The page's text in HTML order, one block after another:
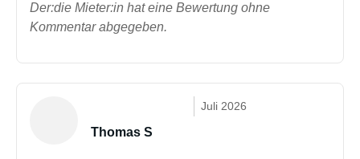
Der:die Mieter:in hat eine Bewertung ohne
Kommentar abgegeben.
Juli 2026
Thomas S